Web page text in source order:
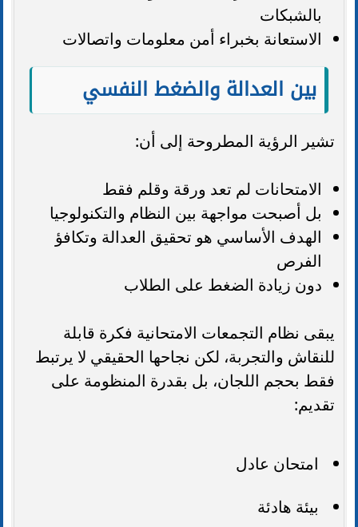
بالشبكات
الاستعانة بخبراء أمن معلومات واتصالات
بين العدالة والضغط النفسي
تشير الرؤية المطروحة إلى أن:
الامتحانات لم تعد ورقة وقلم فقط
بل أصبحت مواجهة بين النظام والتكنولوجيا
الهدف الأساسي هو تحقيق العدالة وتكافؤ
الفرص
دون زيادة الضغط على الطلاب
يبقى نظام التجمعات الامتحانية فكرة قابلة
للنقاش والتجربة، لكن نجاحها الحقيقي لا يرتبط
فقط بحجم اللجان، بل بقدرة المنظومة على
تقديم:
امتحان عادل
بيئة هادئة